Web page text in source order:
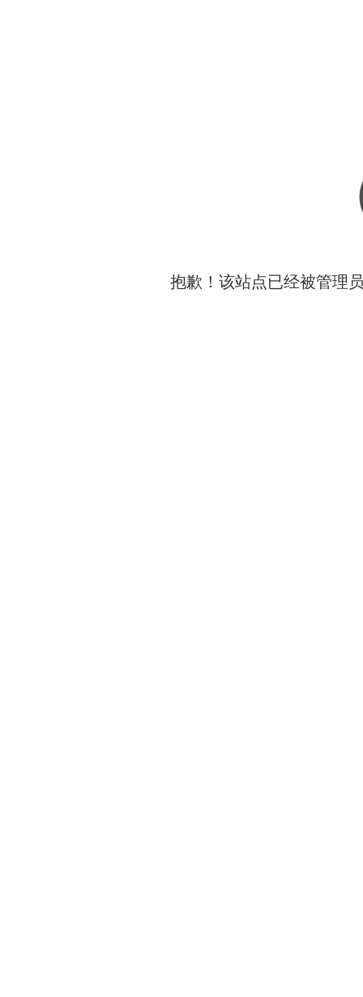
抱歉！该站点已经被管理